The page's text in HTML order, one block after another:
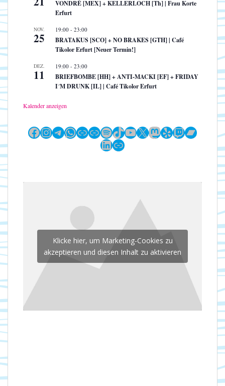
VONDRÉ [MEX] + KELLERLOCH [Th] | Frau Korte
Erfurt
NOV.
25
19:00 - 23:00
BRATAKUS [SCO] + NO BRAKES [GTH] | Café
Tikolor Erfurt [Neuer Termin!]
DEZ.
11
19:00 - 23:00
BRIEFBOMBE [HH] + ANTI-MACKI [EF] + FRIDAY
I´M DRUNK [IL] | Café Tikolor Erfurt
Kalender anzeigen
Facebook
Instagram
Telegram
WhatsApp
LinkLinkSpotify
TikTok
YouTube
X Mastodon
YelpTwitch
LinkedIn
Link
Klicke hier, um Marketing-Cookies zu
akzeptieren und diesen Inhalt zu aktivieren